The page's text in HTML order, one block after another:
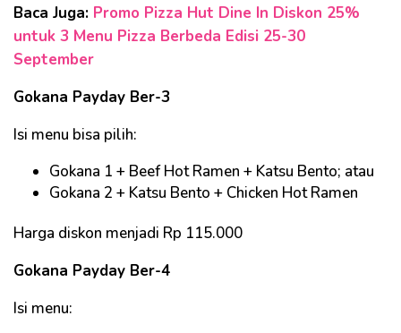
Baca Juga: Promo Pizza Hut Dine In Diskon 25%
untuk 3 Menu Pizza Berbeda Edisi 25-30
September
Gokana Payday Ber-3
Isi menu bisa pilih:
Gokana 1 + Beef Hot Ramen + Katsu Bento; atau
Gokana 2 + Katsu Bento + Chicken Hot Ramen
Harga diskon menjadi Rp 115.000
Gokana Payday Ber-4
Isi menu: